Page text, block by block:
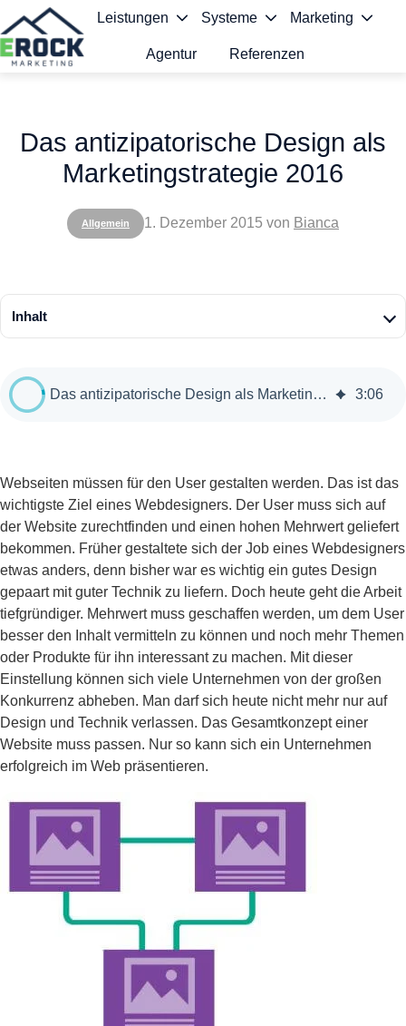
Leistungen Systeme Marketing
Agentur Referenzen
Allgemein
Das antizipatorische Design als
Marketingstrategie 2016
1. Dezember 2015 von Bianca
Inhalt
Das antizipatorische Design als Marketingstrategie 2016 3:06
Webseiten müssen für den User gestalten werden. Das ist das
wichtigste Ziel eines Webdesigners. Der User muss sich auf
der Website zurechtfinden und einen hohen Mehrwert geliefert
bekommen. Früher gestaltete sich der Job eines Webdesigners
etwas anders, denn bisher war es wichtig ein gutes Design
gepaart mit guter Technik zu liefern. Doch heute geht die Arbeit
tiefgründiger. Mehrwert muss geschaffen werden, um dem User
besser den Inhalt vermitteln zu können und noch mehr Themen
oder Produkte für ihn interessant zu machen. Mit dieser
Einstellung können sich viele Unternehmen von der großen
Konkurrenz abheben. Man darf sich heute nicht mehr nur auf
Design und Technik verlassen. Das Gesamtkonzept einer
Website muss passen. Nur so kann sich ein Unternehmen
erfolgreich im Web präsentieren.